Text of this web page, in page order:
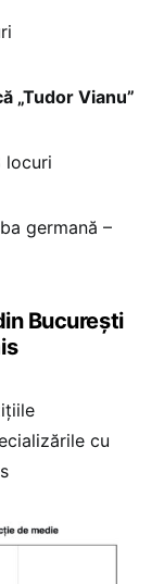
„Tudor Vianu”
locuri
germană –
București
cu